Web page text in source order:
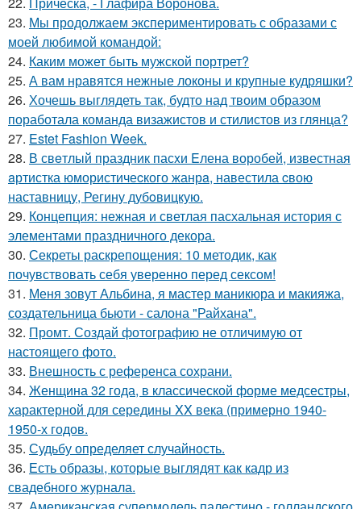
23. Мы продолжаем экспериментировать с образами с
моей любимой командой:
24. Каким может быть мужской портрет?
25. А вам нравятся нежные локоны и крупные кудряшки?
26. Хочешь выглядеть так, будто над твоим образом
поработала команда визажистов и стилистов из глянца?
27. Estet Fashion Week.
28. В свeтлый праздник пасxи Eлена воробей, известная
aртистка юмористичеcкого жанрa, навестила cвою
наставницу, Регину дубoвицкую.
29. Концепция: нежная и светлая пасхальная история с
элементами праздничного декора.
30. Секреты раскрепощения: 10 методик, как
почувствовать себя уверенно перед сексом!
31. Меня зовут Альбина, я мастер маникюра и макияжа,
создательница бьюти - салона "Райхана".
32. Промт. Создай фотографию не отличимую от
настоящего фото.
33. Внешность с референса сохрани.
34. Женщина 32 года, в классической форме медсестры,
характерной для середины XX века (примерно 1940-
1950-х годов.
35. Судьбу определяет случайность.
36. Есть образы, которые выглядят как кадр из
свадебного журнала.